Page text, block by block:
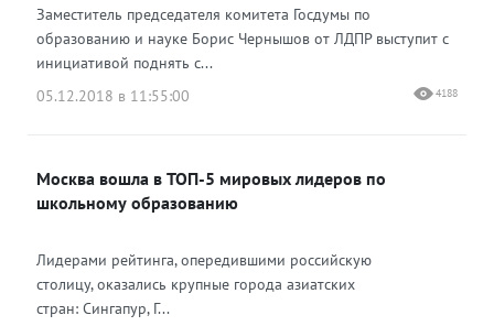
Заместитель председателя комитета Госдумы по
образованию и науке Борис Чернышов от ЛДПР выступит с
инициативой поднять с...
05.12.2018 в 11:55:00
4188
Москва вошла в ТОП-5 мировых лидеров по
школьному образованию
Лидерами рейтинга, опередившими российскую
столицу, оказались крупные города азиатских
стран: Сингапур, Г...